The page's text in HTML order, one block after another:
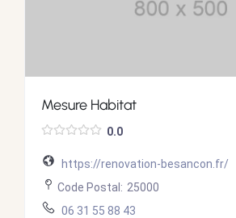
Mesure Habitat
0.0
https://renovation-besancon.fr/
Code Postal: 25000
06 31 55 88 43